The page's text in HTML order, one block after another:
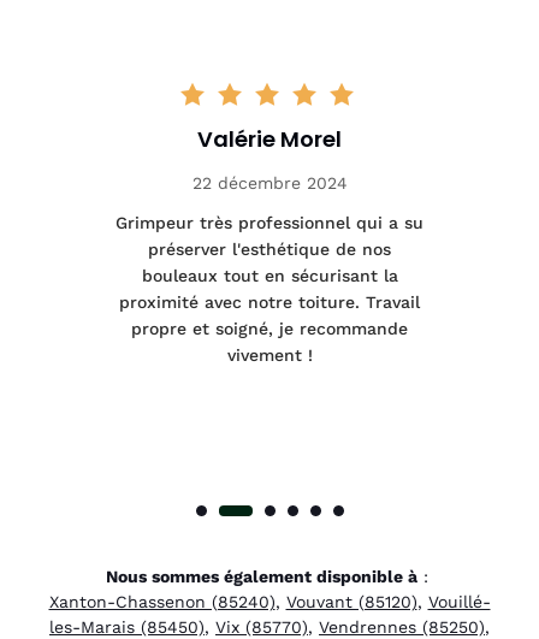
Valérie Morel
22 décembre 2024
Grimpeur très professionnel qui a su
préserver l'esthétique de nos
bouleaux tout en sécurisant la
proximité avec notre toiture. Travail
propre et soigné, je recommande
vivement !
Nous sommes également disponible à:
Xanton-Chassenon (85240), Vouvant (85120), Vouillé-
les-Marais (85450), Vix (85770), Vendrennes (85250),